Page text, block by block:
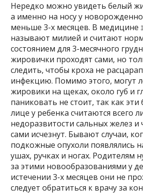
Нередко можно увидеть белый
а именно на носу у
меньше 3-х месяцев. В медицине
называют милией и считают
состоянием для 3-месячного
жировички проходят сами, но
следить, чтобы кроха не
инфекцию. Помимо этого, могут
жировики на щеках, около губ и
паниковать не стоит, так как эти
лице у ребенка считаются всего
недоразвитости сальных желез и
сами исчезнут. Бывают случаи,
подкожные опухоли появлялись
ушах, ручках и ногах. Родителям
за этими новообразованиями у
истечении 3-х месяцев они не
следует обратиться к врачу за